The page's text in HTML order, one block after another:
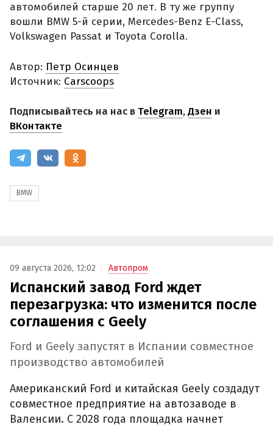
автомобилей старше 20 лет. В ту же группу
вошли BMW 5-й серии, Mercedes-Benz E-Class,
Volkswagen Passat и Toyota Corolla.
Автор: Петр Осинцев
Источник: Carscoops
Подписывайтесь на нас в Telegram,Дзен и
ВКонтакте
BMW
09 августа 2026, 12:02 Автопром
Испанский завод Ford ждет
перезагрузка: что изменится после
соглашения с Geely
Ford и Geely запустят в Испании совместное
производство автомобилей
Американский Ford и китайская Geely создадут
совместное предприятие на автозаводе в
Валенсии. С 2028 года площадка начнет